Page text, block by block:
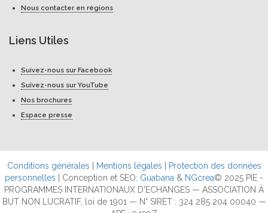
Nous contacter en régions
Liens Utiles
Suivez-nous sur Facebook
Suivez-nous sur YouTube
Nos brochures
Espace presse
Conditions générales Mentions légales
Protection des données
personnelles | Conception et SEO: Guabana & NGcrea© 2025 PIE -
PROGRAMMES INTERNATIONAUX D'ECHANGES — ASSOCIATION À
BUT NON LUCRATIF, loi de 1901 — N° SIRET : 324 285 204 00040 —